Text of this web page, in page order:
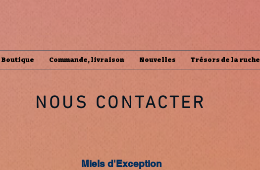
Boutique Commande, livraison Nouvelles Trésors de la ruche
NOUS CONTACTER
Miels d'Exception